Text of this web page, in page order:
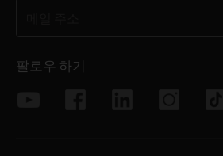
팔로우 하기